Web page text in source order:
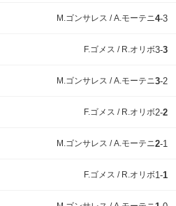
M.ゴンサレス / A.モーテニ4-3
F.ゴメス / R.オリボ3-3
M.ゴンサレス / A.モーテニ3-2
F.ゴメス / R.オリボ2-2
M.ゴンサレス / A.モーテニ2-1
F.ゴメス / R.オリボ1-1